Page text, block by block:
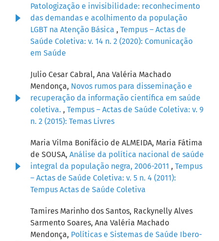
Patologização e invisibilidade: reconhecimento
das demandas e acolhimento da população
LGBT na Atenção Básica , Tempus – Actas de
Saúde Coletiva: v. 14 n. 2 (2020): Comunicação
em Saúde
Julio Cesar Cabral, Ana Valéria Machado
Mendonça, Novos rumos para disseminação e
recuperação da informação científica em saúde
coletiva. , Tempus – Actas de Saúde Coletiva: v. 9
n. 2 (2015): Temas Livres
Maria Vilma Bonifácio de ALMEIDA, Maria Fátima
de SOUSA, Análise da política nacional de saúde
integral da população negra, 2006-2011 , Tempus
– Actas de Saúde Coletiva: v. 5 n. 4 (2011):
Tempus Actas de Saúde Coletiva
Tamires Marinho dos Santos, Rackynelly Alves
Sarmento Soares, Ana Valéria Machado
Mendonça, Políticas e Sistemas de Saúde Ibero-